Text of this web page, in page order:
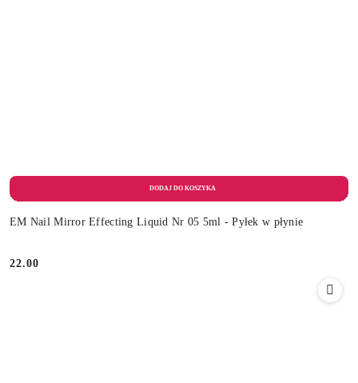
EM Nail Mirror Effecting Liquid Nr 05 5ml - Pyłek w płynie
Cena:
22.00